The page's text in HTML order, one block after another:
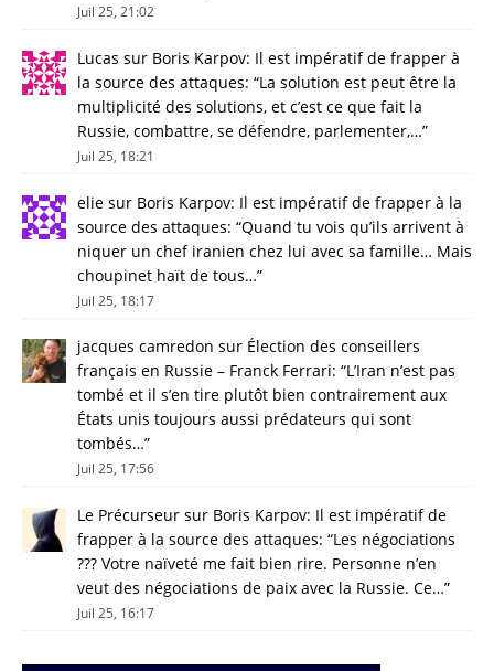
Juil 25, 21:02
Lucas sur Boris Karpov: Il est impératif de frapper à
la source des attaques: “La solution est peut être la
multiplicité des solutions, et c’est ce que fait la
Russie, combattre, se défendre, parlementer,…”
Juil 25, 18:21
elie sur Boris Karpov: Il est impératif de frapper à la
source des attaques: “Quand tu vois qu’ils arrivent à
niquer un chef iranien chez lui avec sa famille… Mais
choupinet haït de tous…”
Juil 25, 18:17
jacques camredon sur Élection des conseillers
français en Russie – Franck Ferrari: “L’Iran n’est pas
tombé et il s’en tire plutôt bien contrairement aux
États unis toujours aussi prédateurs qui sont
tombés…”
Juil 25, 17:56
Le Précurseur sur Boris Karpov: Il est impératif de
frapper à la source des attaques: “Les négociations
??? Votre naïveté me fait bien rire. Personne n’en
veut des négociations de paix avec la Russie. Ce…”
Juil 25, 16:17